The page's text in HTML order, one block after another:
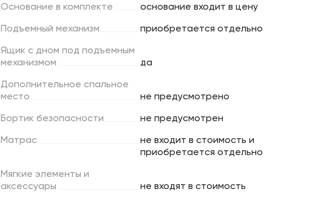
Основание в комплекте основание входит в цену
Подъемный механизм приобретается отдельно
Ящик с дном под подъемным
механизмом
да
Дополнительное спальное
место
не предусмотрено
Бортик безопасности не предусмотрен
Матрас
не входит в стоимость и
приобретается отдельно
Мягкие элементы и
аксессуары
не входят в стоимость